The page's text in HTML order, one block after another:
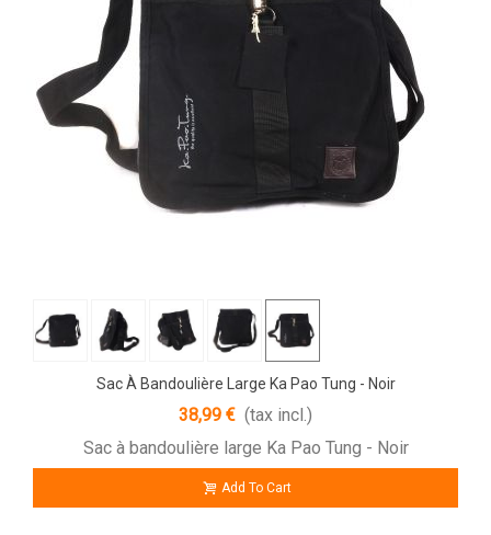
Sac À Bandoulière Large Ka Pao Tung - Noir
38,99 € (tax incl.)
Sac à bandoulière large Ka Pao Tung - Noir
Add To Cart